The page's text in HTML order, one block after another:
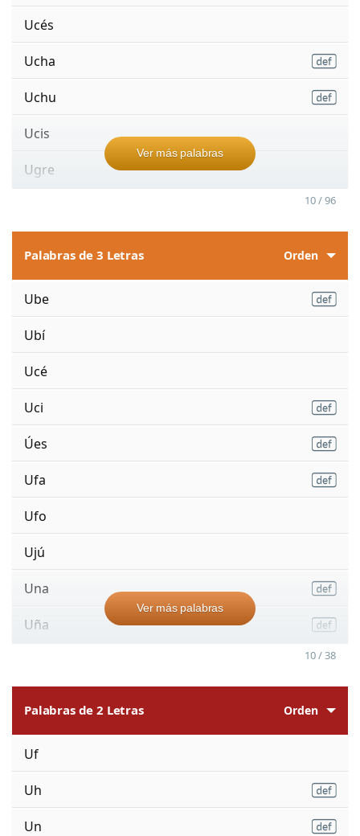
Ucés
Ucha
Uchu
Ucis
Ugre
Ver más palabras
10 / 96
Palabras de 3 Letras Orden
Ube
Ubí
Ucé
Uci
Úes
Ufa
Ufo
Ujú
Una
Uña
Ver más palabras
10 / 38
Palabras de 2 Letras Orden
Uf
Uh
Un